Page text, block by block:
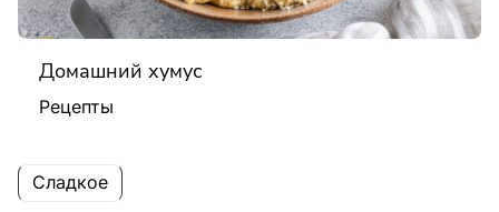
Домашний хумус
Рецепты
Сладкое